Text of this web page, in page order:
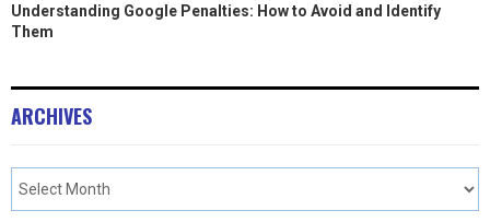
Understanding Google Penalties: How to Avoid and Identify
Them
ARCHIVES